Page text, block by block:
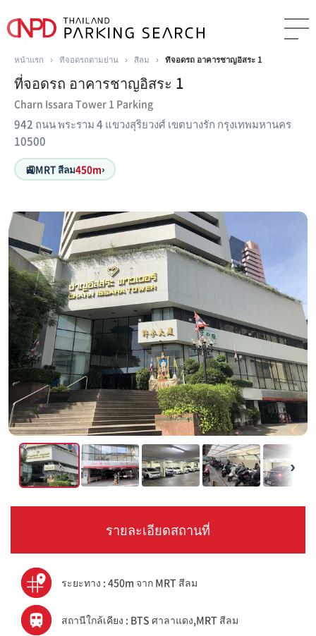
หน้าแรก › ที่จอดรถตามย่าน › สีลม › ที่จอดรถ อาคารชาญอิสระ 1
ที่จอดรถ อาคารชาญอิสระ 1
Charn Issara Tower 1 Parking
942 ถนน พระราม 4 แขวงสุริยวงศ์ เขตบางรัก กรุงเทพมหานคร
10500
🚉MRT สีลม450m›
›
รายละเอียดสถานที่
ระยะทาง : 450m จาก MRT สีลม
สถานีใกล้เคียง : BTS ศาลาแดง,MRT สีลม